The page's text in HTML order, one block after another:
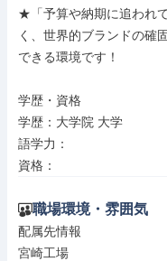
★「予算や納期に追われ
く、世界的ブランドの確
できる環境です！
学歴・資格
学歴：大学院 大学
語学力：
資格：
職場環境・雰囲気
配属先情報
宮崎工場